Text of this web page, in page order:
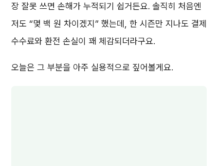
장 잘못 쓰면 손해가 누적되기 쉽거든요. 솔직히 처음엔
저도 “몇 백 원 차이겠지” 했는데, 한 시즌만 지나도 결제
수수료와 환전 손실이 꽤 체감되더라구요.
오늘은 그 부분을 아주 실용적으로 짚어볼게요.